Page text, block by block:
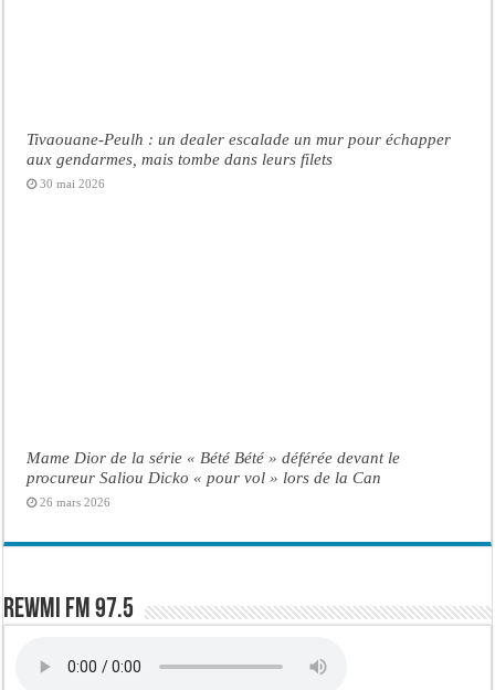
Tivaouane-Peulh : un dealer escalade un mur pour échapper
aux gendarmes, mais tombe dans leurs filets
30 mai 2026
Mame Dior de la série « Bété Bété » déférée devant le
procureur Saliou Dicko « pour vol » lors de la Can
26 mars 2026
Rewmi FM 97.5